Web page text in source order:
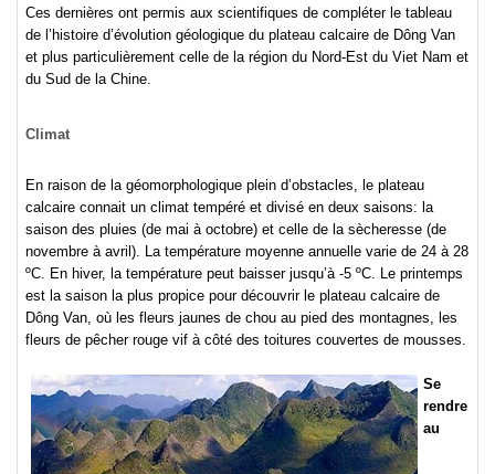
Ces dernières ont permis aux scientifiques de compléter le tableau
de l’histoire d’évolution géologique du plateau calcaire de Dông Van
et plus particulièrement celle de la région du Nord-Est du Viet Nam et
du Sud de la Chine.
Climat
En raison de la géomorphologique plein d’obstacles, le plateau
calcaire connait un climat tempéré et divisé en deux saisons: la
saison des pluies (de mai à octobre) et celle de la sècheresse (de
novembre à avril). La température moyenne annuelle varie de 24 à 28
ºC. En hiver, la température peut baisser jusqu’à -5 ºC. Le printemps
est la saison la plus propice pour découvrir le plateau calcaire de
Dông Van, où les fleurs jaunes de chou au pied des montagnes, les
fleurs de pêcher rouge vif à côté des toitures couvertes de mousses.
Se
rendre
au